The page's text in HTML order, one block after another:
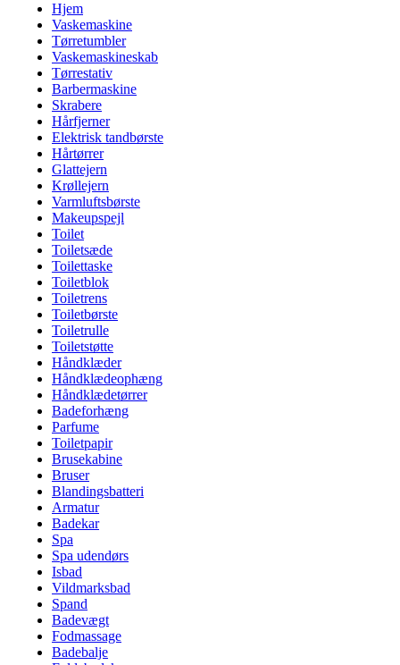
Hjem
Vaskemaskine
Tørretumbler
Vaskemaskineskab
Tørrestativ
Barbermaskine
Skrabere
Hårfjerner
Elektrisk tandbørste
Hårtørrer
Glattejern
Krøllejern
Varmluftsbørste
Makeupspejl
Toilet
Toiletsæde
Toilettaske
Toiletblok
Toiletrens
Toiletbørste
Toiletrulle
Toiletstøtte
Håndklæder
Håndklædeophæng
Håndklædetørrer
Badeforhæng
Parfume
Toiletpapir
Brusekabine
Bruser
Blandingsbatteri
Armatur
Badekar
Spa
Spa udendørs
Isbad
Vildmarksbad
Spand
Badevægt
Fodmassage
Badebalje